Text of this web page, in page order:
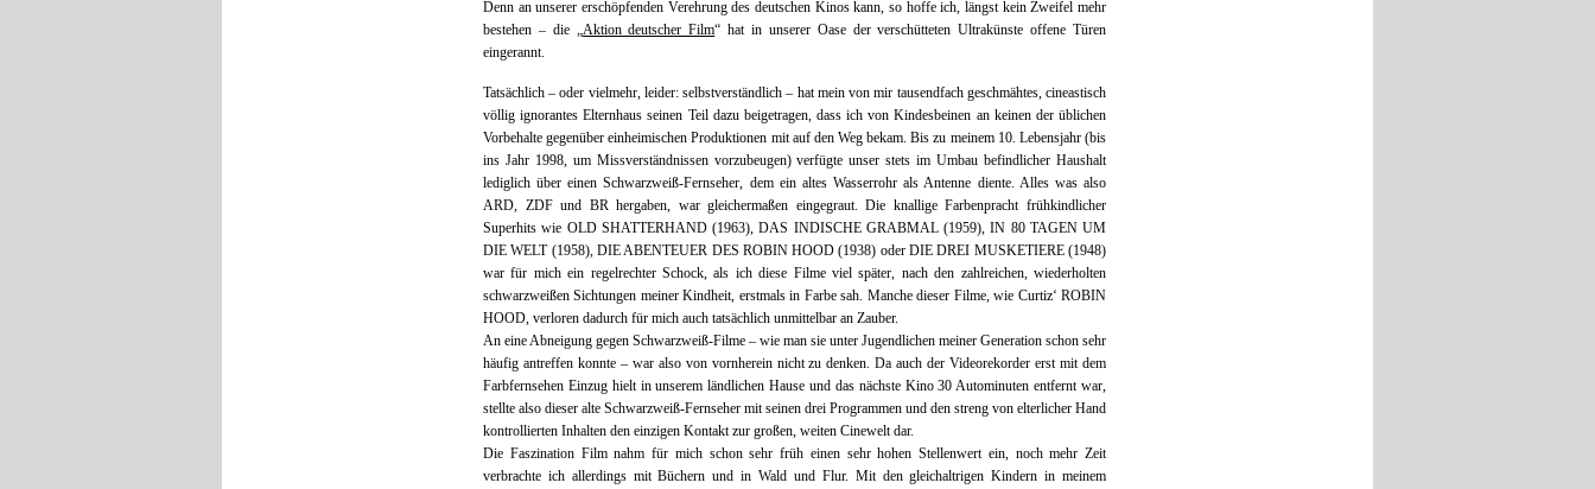
Denn an unserer erschöpfenden Verehrung des deutschen Kinos kann, so hoffe ich, längst kein Zweifel mehr
bestehen – die „Aktion deutscher Film“ hat in unserer Oase der verschütteten Ultrakünste offene Türen
eingerannt.
Tatsächlich – oder vielmehr, leider: selbstverständlich – hat mein von mir tausendfach geschmähtes, cineastisch
völlig ignorantes Elternhaus seinen Teil dazu beigetragen, dass ich von Kindesbeinen an keinen der üblichen
Vorbehalte gegenüber einheimischen Produktionen mit auf den Weg bekam. Bis zu meinem 10. Lebensjahr (bis
ins Jahr 1998, um Missverständnissen vorzubeugen) verfügte unser stets im Umbau befindlicher Haushalt
lediglich über einen Schwarzweiß-Fernseher, dem ein altes Wasserrohr als Antenne diente. Alles was also
ARD, ZDF und BR hergaben, war gleichermaßen eingegraut. Die knallige Farbenpracht frühkindlicher
Superhits wie OLD SHATTERHAND (1963), DAS INDISCHE GRABMAL (1959), IN 80 TAGEN UM
DIE WELT (1958), DIE ABENTEUER DES ROBIN HOOD (1938) oder DIE DREI MUSKETIERE (1948)
war für mich ein regelrechter Schock, als ich diese Filme viel später, nach den zahlreichen, wiederholten
schwarzweißen Sichtungen meiner Kindheit, erstmals in Farbe sah. Manche dieser Filme, wie Curtiz‘ ROBIN
HOOD, verloren dadurch für mich auch tatsächlich unmittelbar an Zauber.
An eine Abneigung gegen Schwarzweiß-Filme – wie man sie unter Jugendlichen meiner Generation schon sehr
häufig antreffen konnte – war also von vornherein nicht zu denken. Da auch der Videorekorder erst mit dem
Farbfernsehen Einzug hielt in unserem ländlichen Hause und das nächste Kino 30 Autominuten entfernt war,
stellte also dieser alte Schwarzweiß-Fernseher mit seinen drei Programmen und den streng von elterlicher Hand
kontrollierten Inhalten den einzigen Kontakt zur großen, weiten Cinewelt dar.
Die Faszination Film nahm für mich schon sehr früh einen sehr hohen Stellenwert ein, noch mehr Zeit
verbrachte ich allerdings mit Büchern und in Wald und Flur. Mit den gleichaltrigen Kindern in meinem